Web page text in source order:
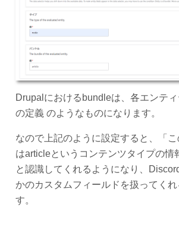
Drupalにおけるbundleは、各エンテ
の定義 のようなものになります。
なので上記のように設定すると、「
はarticleというコンテンツタイプの情
と認識してくれるようになり、
かのカスタムフィールドを扱ってくれ
す。